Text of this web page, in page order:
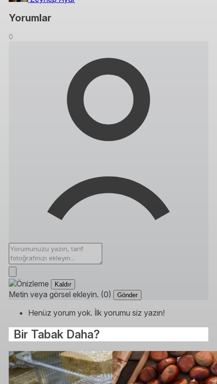
Yorumlar
0
Kaldır
Metin veya görsel ekleyin. (0) Gönder
Henüz yorum yok. İlk yorumu siz yazın!
Bir Tabak Daha?